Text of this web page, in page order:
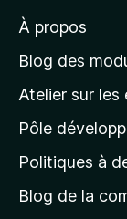
à
l
p
a
g
d
À propos
Blog des
Atelier sur les
Pôle
Politiques à
Blog de la